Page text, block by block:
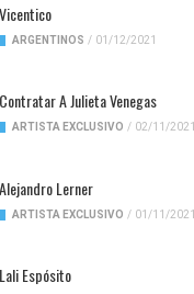
Vicentico
ARGENTINOS / 01/12/2021
Contratar A Julieta Venegas
ARTISTA EXCLUSIVO / 02/11/2021
Alejandro Lerner
ARTISTA EXCLUSIVO / 01/11/2021
Lali Espósito